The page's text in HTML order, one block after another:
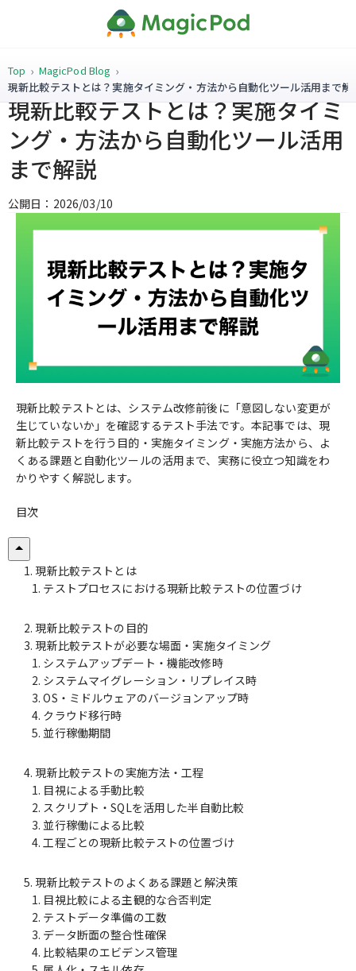
Top
MagicPod Blog
現新比較テストとは？実施タイミング・方法から自動化ツール活用まで解
現新比較テストとは？実施タイミ
ング・方法から自動化ツール活用
まで解説
公開日：2026/03/10
現新比較テストとは、システム改修前後に「意図しない変更が
生じていないか」を確認するテスト手法です。本記事では、現
新比較テストを行う目的・実施タイミング・実施方法から、よ
くある課題と自動化ツールの活用まで、実務に役立つ知識をわ
かりやすく解説します。
目次
現新比較テストとは
テストプロセスにおける現新比較テストの位置づけ
現新比較テストの目的
現新比較テストが必要な場面・実施タイミング
システムアップデート・機能改修時
システムマイグレーション・リプレイス時
OS・ミドルウェアのバージョンアップ時
クラウド移行時
並行稼働期間
現新比較テストの実施方法・工程
目視による手動比較
スクリプト・SQLを活用した半自動比較
並行稼働による比較
工程ごとの現新比較テストの位置づけ
現新比較テストのよくある課題と解決策
目視比較による主観的な合否判定
テストデータ準備の工数
データ断面の整合性確保
比較結果のエビデンス管理